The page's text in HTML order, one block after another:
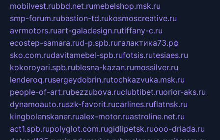
mobilvest.rubbd.net.rumebelshop.msk.ru
smp-forum.rubastion-td.rukosmoscreative.ru
avrmotors.ruart-galadesign.rutiffany-c.ru
ecostep-samara.rud-p.spb.ruгалактика73.рф
sko.com.rudavitamebel-spb.rufotsis.rutesiaes.ru
kokoroyari.spb.rublesna-kazan.rumossilver.ru
lenderoq.rusergeydobrin.rutochkazvuka.msk.ru
people-of-art.rubezzubova.ruclubtibet.ruorior-aks.ru
dynamoauto.ruszk-favorit.rucarlines.ruflatnsk.ru
kingbolenskaner.rualex-motor.ruastroline.net.ru
act1.spb.rupolyglot.com.rugidlipetsk.ruooo-driada.ru